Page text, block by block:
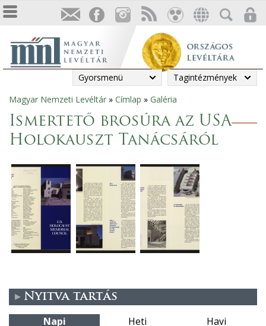
Gyorsmenü Tagintézmények
Jelenlegi
hely
Magyar Nemzeti Levéltár » Címlap » Galéria
Ismertető brosúra az USA
Holokauszt Tanácsáról
Nyitva tartás
Napi Heti Havi